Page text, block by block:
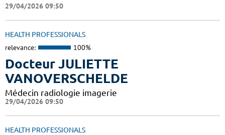
29/04/2026 09:50
HEALTH PROFESSIONALS
relevance: 100%
Docteur JULIETTE
VANOVERSCHELDE
Médecin radiologie imagerie
29/04/2026 09:50
HEALTH PROFESSIONALS